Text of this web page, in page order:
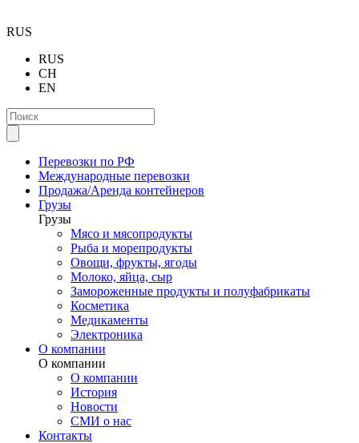
RUS
RUS
CH
EN
Перевозки по РФ
Международные перевозки
Продажа/Аренда контейнеров
Грузы
Грузы
Мясо и мясопродукты
Рыба и морепродукты
Овощи, фрукты, ягоды
Молоко, яйца, сыр
Замороженные продукты и полуфабрикаты
Косметика
Медикаменты
Электроника
О компании
О компании
О компании
История
Новости
СМИ о нас
Контакты